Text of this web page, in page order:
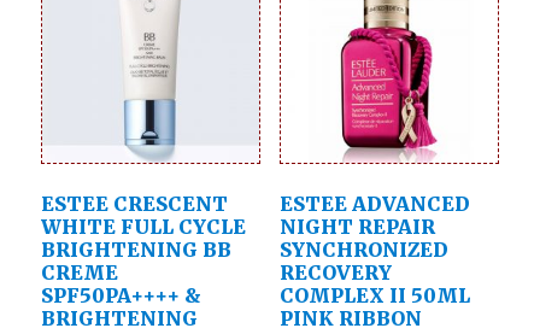
ESTEE CRESCENT
WHITE FULL CYCLE
BRIGHTENING BB
CREME
SPF50PA++++ &
BRIGHTENING
ESTEE ADVANCED
NIGHT REPAIR
SYNCHRONIZED
RECOVERY
COMPLEX II 50ML
PINK RIBBON